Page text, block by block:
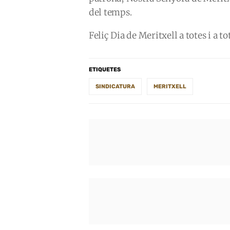
del temps.
Feliç Dia de Meritxell a totes i a
ETIQUETES
SINDICATURA MERITXELL